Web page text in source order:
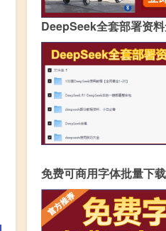
DeepSeek全套部署资
免费可商用字体批量下载